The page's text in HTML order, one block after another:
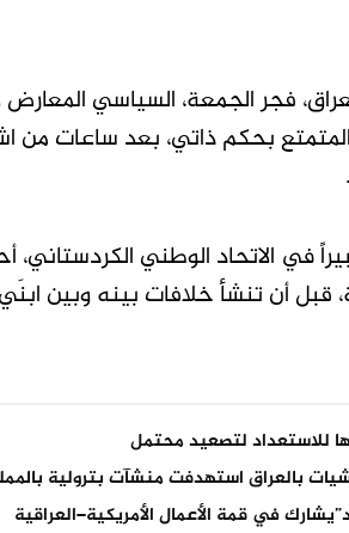
فجر الجمعة، السياسي
المتمتع بحكم ذاتي، بعد ساعات
الاتحاد الوطني الكردستاني، أحد
قبل أن تنشأ خلافات بينه وبين
للاستعداد لتصعيد محتمل
بالعراق استهدفت منشآت بترولية
في قمة الأعمال الأمريكية–العراقية